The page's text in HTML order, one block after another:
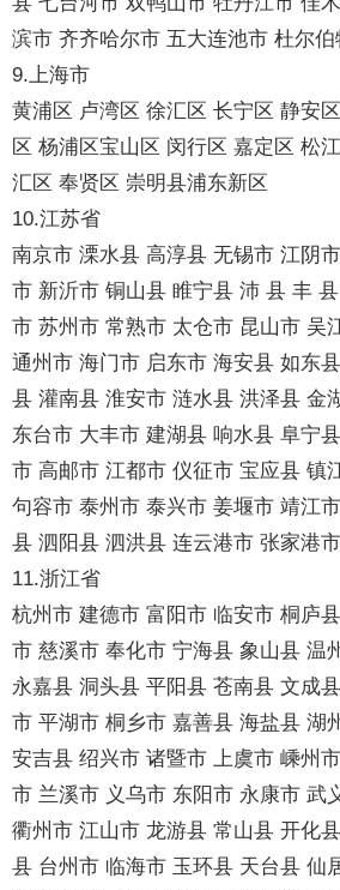
滨市 齐齐哈尔市 五大连池市 杜尔
9.上海市
黄浦区 卢湾区 徐汇区 长宁区 静安
区 杨浦区宝山区 闵行区 嘉定区 松
汇区 奉贤区 崇明县浦东新区
10.江苏省
南京市 溧水县 高淳县 无锡市 江阴
市 新沂市 铜山县 睢宁县 沛 县 丰
市 苏州市 常熟市 太仓市 昆山市 吴
通州市 海门市 启东市 海安县 如东
县 灌南县 淮安市 涟水县 洪泽县 金
东台市 大丰市 建湖县 响水县 阜宁
市 高邮市 江都市 仪征市 宝应县 镇
句容市 泰州市 泰兴市 姜堰市 靖江
县 泗阳县 泗洪县 连云港市 张家港市
11.浙江省
杭州市 建德市 富阳市 临安市 桐庐
市 慈溪市 奉化市 宁海县 象山县 温
永嘉县 洞头县 平阳县 苍南县 文成
市 平湖市 桐乡市 嘉善县 海盐县 湖
安吉县 绍兴市 诸暨市 上虞市 嵊州
市 兰溪市 义乌市 东阳市 永康市 武
衢州市 江山市 龙游县 常山县 开化
县 台州市 临海市 玉环县 天台县 仙